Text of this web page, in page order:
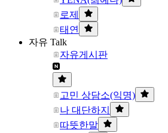
로제
태연
자유 Talk
자유게시판
고민 상담소(익명)
나 대단하지
따뜻한말